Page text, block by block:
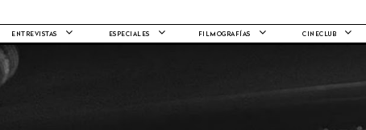
ENTREVISTAS ESPECIALES FILMOGRAFÍAS CINECLUB